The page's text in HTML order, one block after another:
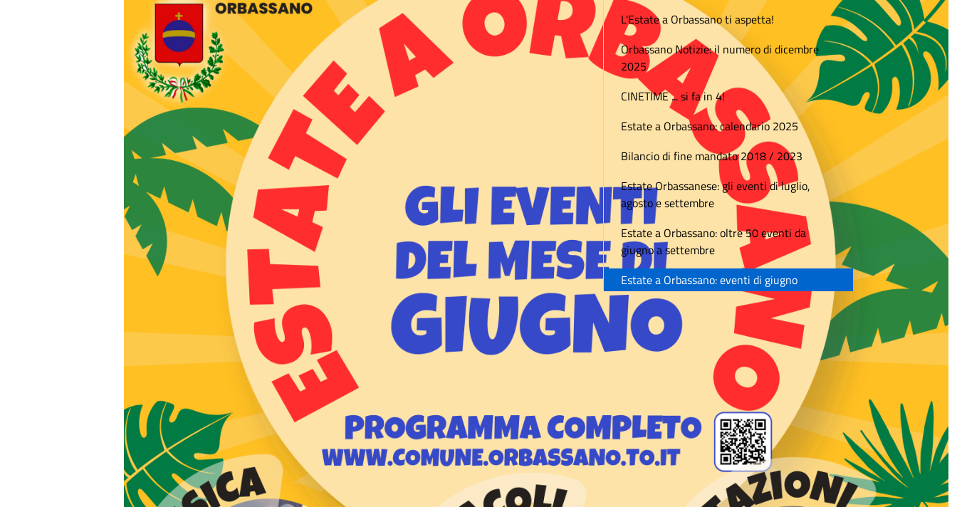
L'Estate a Orbassano ti aspetta!
Orbassano Notizie: il numero di dicembre
2025
CINETIME ... si fa in 4!
Estate a Orbassano: calendario 2025
Bilancio di fine mandato 2018 / 2023
Estate Orbassanese: gli eventi di luglio,
agosto e settembre
Estate a Orbassano: oltre 50 eventi da
giugno a settembre
Estate a Orbassano: eventi di giugno